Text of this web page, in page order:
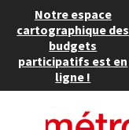
Notre espace
cartographique des
budgets
participatifs est en
ligne !